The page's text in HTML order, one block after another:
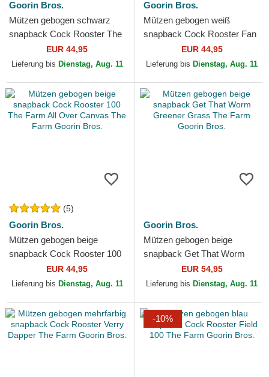
Goorin Bros.
Mützen gebogen schwarz
snapback Cock Rooster The
Farm Goorin Bros.
EUR 44,95
Lieferung bis Dienstag, Aug. 11
Goorin Bros.
Mützen gebogen weiß
snapback Cock Rooster Fan
Institution Ball Club Global
Core Denim The Farm...
EUR 44,95
Lieferung bis Dienstag, Aug. 11
(5)
Goorin Bros.
Mützen gebogen beige
snapback Cock Rooster 100
The Farm All Over Canvas
The Farm Goorin Bros.
EUR 44,95
Lieferung bis Dienstag, Aug. 11
Goorin Bros.
Mützen gebogen beige
snapback Get That Worm
Greener Grass The Farm
Goorin Bros.
EUR 54,95
Lieferung bis Dienstag, Aug. 11
-10%